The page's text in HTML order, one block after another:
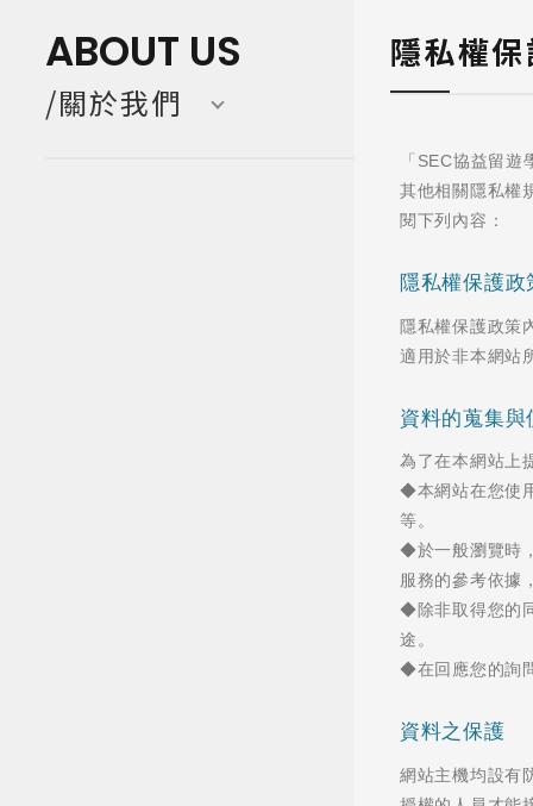
ABOUT US
/關於我們
隱私權